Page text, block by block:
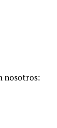
nosotros: